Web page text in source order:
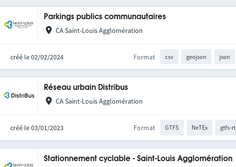
Parkings publics communautaires
CA Saint-Louis Agglomération
créé le 02/02/2024 Format csv geojson json
Réseau urbain Distribus
CA Saint-Louis Agglomération
créé le 03/01/2023 Format GTFS NeTEx gtfs-rt
Stationnement cyclable - Saint-Louis Agglomération